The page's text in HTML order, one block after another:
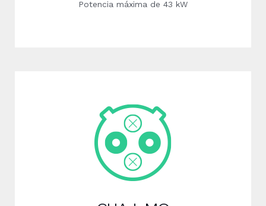
Potencia máxima de 43 kW